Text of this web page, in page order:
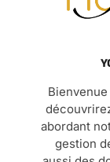
abordant
gestion